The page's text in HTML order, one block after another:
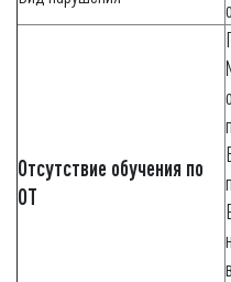
Отсутствие обучения по
ОТ